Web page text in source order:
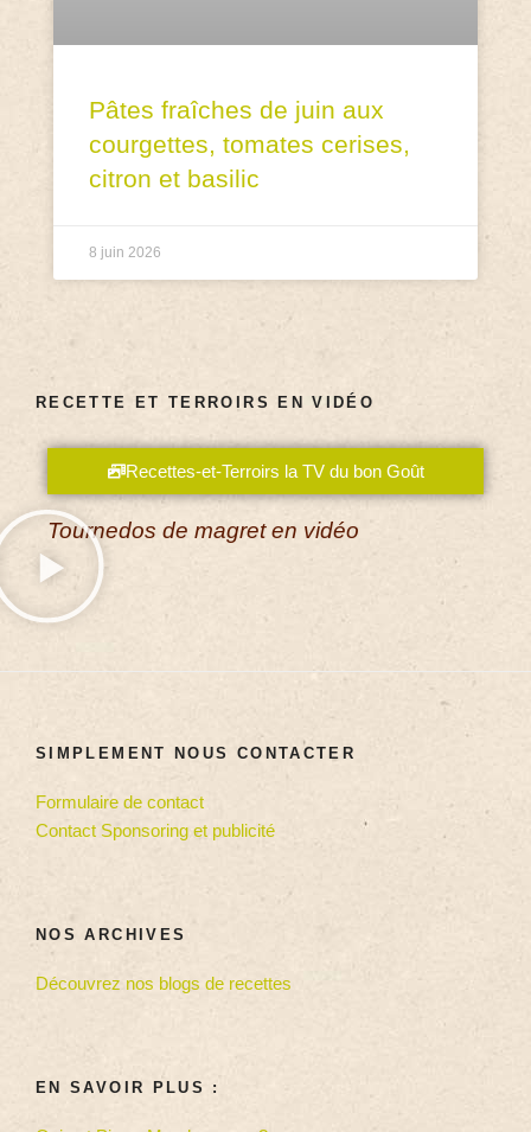
Pâtes fraîches de juin aux
courgettes, tomates cerises,
citron et basilic
8 juin 2026
RECETTE ET TERROIRS EN VIDÉO
Recettes-et-Terroirs la TV du bon Goût
Tournedos de magret en vidéo
SIMPLEMENT NOUS CONTACTER
Formulaire de contact
Contact Sponsoring et publicité
NOS ARCHIVES
Découvrez nos blogs de recettes
EN SAVOIR PLUS :